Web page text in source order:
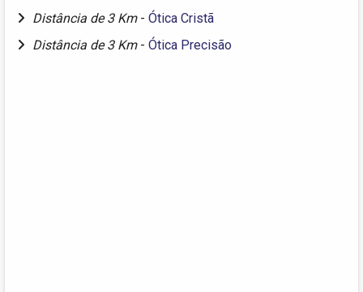
Distância de 3 Km - Ótica Cristã
Distância de 3 Km - Ótica Precisão